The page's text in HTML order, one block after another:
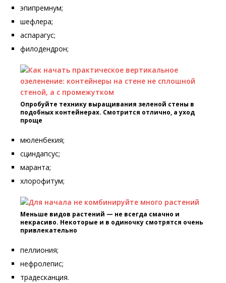
эпипремнум;
шефлера;
аспарагус;
филодендрон;
Опробуйте технику выращивания зеленой стены в
подобных контейнерах. Смотрится отлично, а уход
проще
мюленбекия;
сциндапсус;
маранта;
хлорофитум;
Меньше видов растений — не всегда смачно и
некрасиво. Некоторые и в одиночку смотрятся очень
привлекательно
пеллиония;
нефролепис;
традесканция.